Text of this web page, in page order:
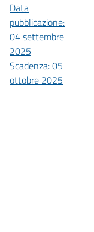
Data
pubblicazione:
04 settembre
2025
Scadenza: 05
ottobre 2025